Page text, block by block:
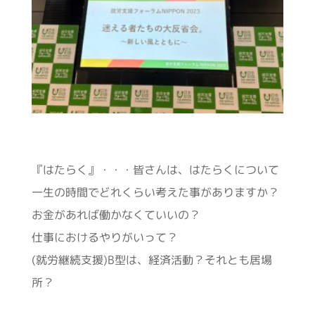
『はたらく』・・・皆さんは、はたらくについて
一生の時間でどれくらい考えた事がありますか？
お金があれば働かなくていいの？
仕事におけるやりがいって？
(就労継続支援)B型は、経済活動？それとも居場
所？